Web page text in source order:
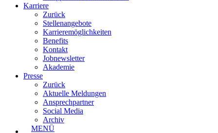
Karriere
Zurück
Stellenangebote
Karrieremöglichkeiten
Benefits
Kontakt
Jobnewsletter
Akademie
Presse
Zurück
Aktuelle Meldungen
Ansprechpartner
Social Media
Archiv
MENÜ